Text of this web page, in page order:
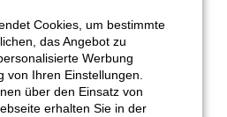
Cookies, um bestimmte
das Angebot zu
Werbung
von Ihren Einstellungen.
über den Einsatz von
erhalten Sie in der